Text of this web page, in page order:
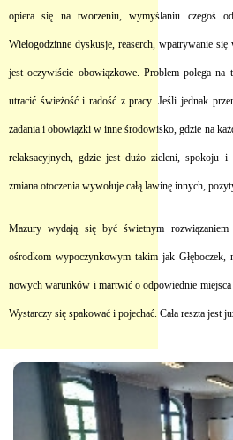
opiera się na tworzeniu, wymyślaniu czegoś
Wielogodzinne dyskusje, reaserch, wpatrywanie
jest oczywiście obowiązkowe. Problem polega
utracić świeżość i radość z pracy. Jeśli jednak
zadania i obowiązki w inne środowisko, gdzie na
relaksacyjnych, gdzie jest dużo zieleni, spokoju i
zmiana otoczenia wywołuje całą lawinę innych,
Mazury wydają się być świetnym rozwiązaniem
ośrodkom wypoczynkowym takim jak
nowych warunków i martwić o odpowiednie
Wystarczy się spakować i pojechać. Cała reszta jest